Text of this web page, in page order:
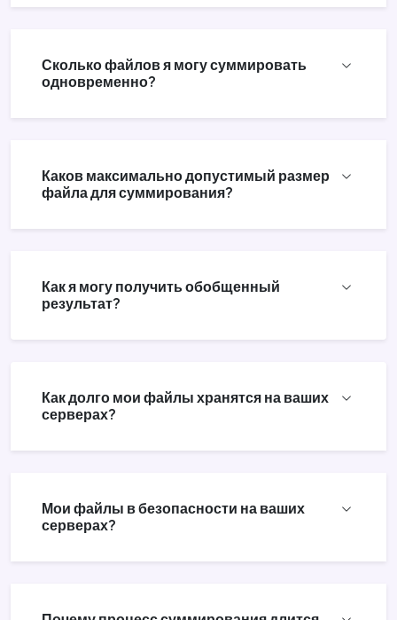
Сколько файлов я могу суммировать
одновременно?
Каков максимально допустимый размер
файла для суммирования?
Как я могу получить обобщенный
результат?
Как долго мои файлы хранятся на ваших
серверах?
Мои файлы в безопасности на ваших
серверах?